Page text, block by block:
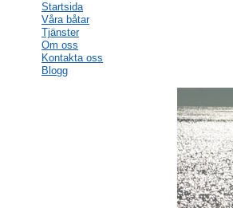
Startsida
Våra båtar
Tjänster
Om oss
Kontakta oss
Blogg